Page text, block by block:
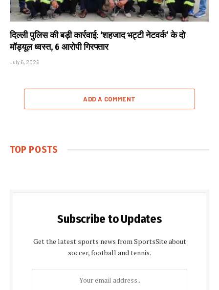
दिल्ली पुलिस की बड़ी कार्रवाई: ‘शहजाद भट्टी नेटवर्क’ के दो
मॉड्यूल ध्वस्त, 6 आरोपी गिरफ्तार
July 6, 2026
ADD A COMMENT
TOP POSTS
Subscribe to Updates
Get the latest sports news from SportsSite about
soccer, football and tennis.